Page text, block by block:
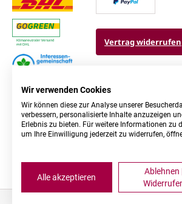
Vertrag widerrufen
Wir verwenden Cookies
Wir können diese zur Analyse unserer
verbessern, personalisierte Inhalte anzuzeigen
Erlebnis zu bieten. Für weitere Informationen zu
um Ihre Einwilligung jederzeit zu widerrufen,
Alle akzeptieren
Ablehnen